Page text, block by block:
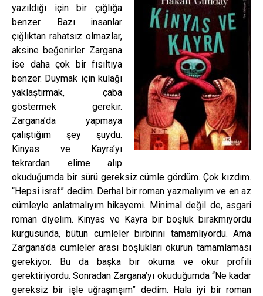
yazıldığı için bir çığlığa
benzer. Bazı insanlar
çığlıktan rahatsız olmazlar,
aksine beğenirler. Zargana
ise daha çok bir fısıltıya
benzer. Duymak için kulağı
yaklaştırmak, çaba
göstermek gerekir.
Zargana’da yapmaya
çalıştığım şey şuydu.
Kinyas ve Kayra’yı
tekrardan elime alıp
okuduğumda bir sürü gereksiz cümle gördüm. Çok kızdım.
“Hepsi israf” dedim. Derhal bir roman yazmalıyım ve en az
cümleyle anlatmalıyım hikayemi. Minimal değil de, asgari
roman diyelim. Kinyas ve Kayra bir boşluk bırakmıyordu
kurgusunda, bütün cümleler birbirini tamamlıyordu. Ama
Zargana’da cümleler arası boşlukları okurun tamamlaması
gerekiyor. Bu da başka bir okuma ve okur profili
gerektiriyordu. Sonradan Zargana’yı okuduğumda “Ne kadar
gereksiz bir işle uğraşmşım” dedim. Hala iyi bir roman